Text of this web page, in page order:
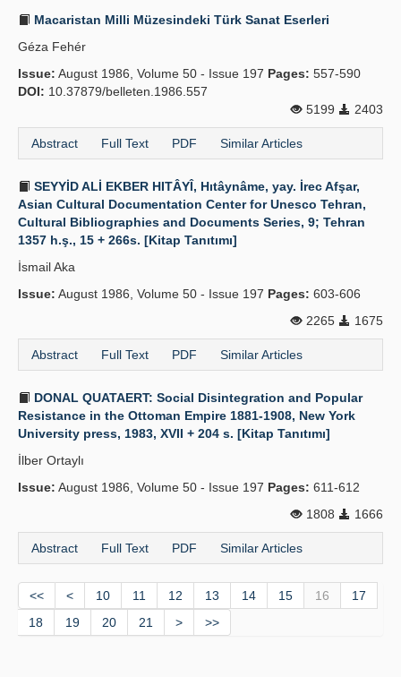
Macaristan Milli Müzesindeki Türk Sanat Eserleri
Géza Fehér
Issue: August 1986, Volume 50 - Issue 197 Pages: 557-590
DOI: 10.37879/belleten.1986.557
5199
2403
Abstract Full Text PDF Similar Articles
SEYYİD ALİ EKBER HITÂYÎ, Hıtâynâme, yay. İrec Afşar,
Asian Cultural Documentation Center for Unesco Tehran,
Cultural Bibliographies and Documents Series, 9; Tehran
1357 h.ş., 15 + 266s. [Kitap Tanıtımı]
İsmail Aka
Issue: August 1986, Volume 50 - Issue 197 Pages: 603-606
2265
1675
Abstract Full Text PDF Similar Articles
DONAL QUATAERT: Social Disintegration and Popular
Resistance in the Ottoman Empire 1881-1908, New York
University press, 1983, XVII + 204 s. [Kitap Tanıtımı]
İlber Ortaylı
Issue: August 1986, Volume 50 - Issue 197 Pages: 611-612
1808
1666
Abstract Full Text PDF Similar Articles
<< < 10 11 12 13 14 15 16
17
18
19 20 21 > >>